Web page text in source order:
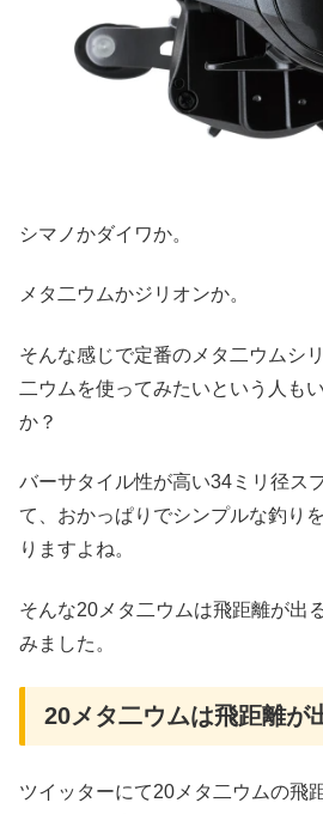
シマノかダイワか。
メタ二ウムかジリオンか。
そんな感じで定番のメタ二ウムシ
二ウムを使ってみたいという人も
か？
バーサタイル性が高い34ミリ径ス
て、おかっぱりでシンプルな釣り
りますよね。
そんな20メタ二ウムは飛距離が出
みました。
20メタ二ウムは飛距離が
ツイッターにて20メタ二ウムの飛